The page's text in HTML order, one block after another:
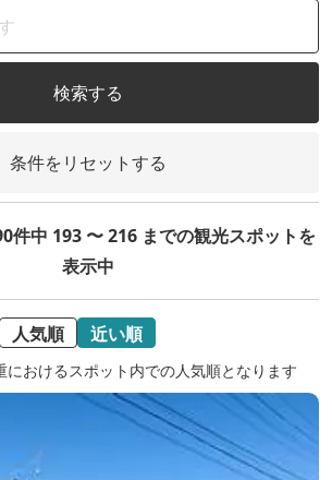
検索する
条件をリセットする
件中 193 〜 216 までの観光スポットを
表示中
人気順 近い順
おけるスポット内での人気順となります